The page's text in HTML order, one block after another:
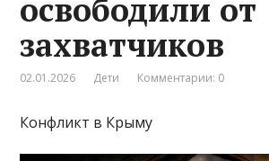
освободили от
захватчиков
02.01.2026 Дети Комментарии: 0
Конфликт в Крыму